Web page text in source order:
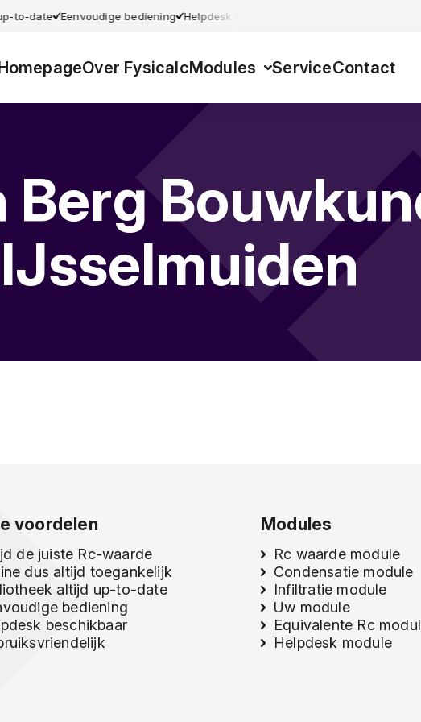
to-date Eenvoudige bediening Helpdesk beschikbaar
Over FysicalcModules ServiceContact
Berg
IJsselmuiden
voordelen
de juiste Rc-waarde
dus altijd toegankelijk
altijd up-to-date
bediening
beschikbaar
Modules
Rc waarde module
Condensatie module
Infiltratie module
Uw module
Equivalente Rc
Helpdesk module